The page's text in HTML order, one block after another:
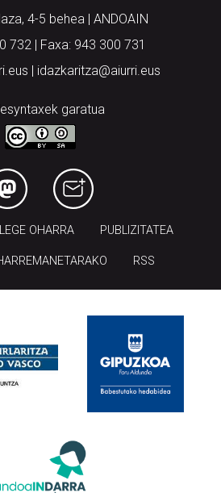
4-5 behea | ANDOAIN
732 | Faxa: 943 300 731
| idazkaritza@aiurri.eus
garatua
LEGE OHARRA PUBLIZITATEA
RSS